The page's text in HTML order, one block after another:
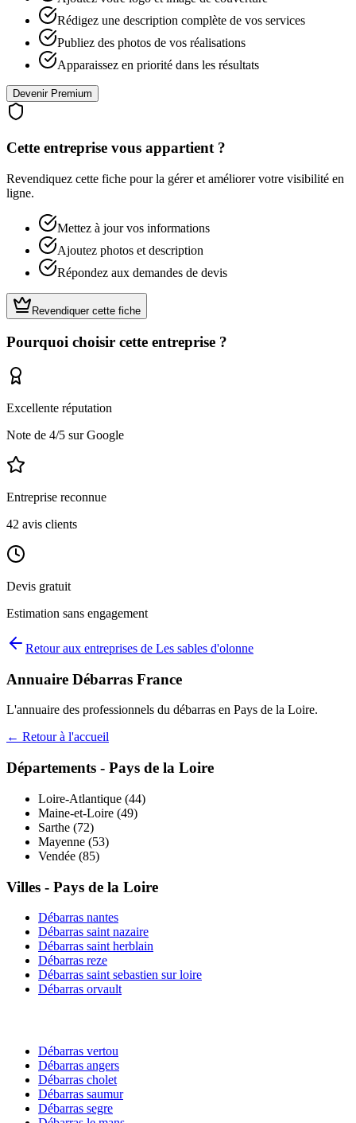
Rédigez une description complète de vos services
Publiez des photos de vos réalisations
Apparaissez en priorité dans les résultats
Devenir Premium
Cette entreprise vous appartient ?
Revendiquez cette fiche pour la gérer et améliorer votre visibilité en
ligne.
Mettez à jour vos informations
Ajoutez photos et description
Répondez aux demandes de devis
Revendiquer cette fiche
Pourquoi choisir cette entreprise ?
Excellente réputation
Note de 4/5 sur Google
Entreprise reconnue
42 avis clients
Devis gratuit
Estimation sans engagement
Retour aux entreprises de Les sables d'olonne
Annuaire Débarras France
L'annuaire des professionnels du débarras en Pays de la Loire.
← Retour à l'accueil
Départements - Pays de la Loire
Loire-Atlantique (44)
Maine-et-Loire (49)
Sarthe (72)
Mayenne (53)
Vendée (85)
Villes - Pays de la Loire
Débarras nantes
Débarras saint nazaire
Débarras saint herblain
Débarras reze
Débarras saint sebastien sur loire
Débarras orvault
Débarras vertou
Débarras angers
Débarras cholet
Débarras saumur
Débarras segre